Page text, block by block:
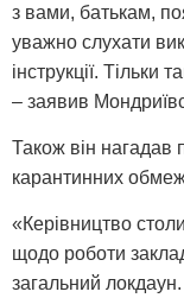
з вами, батькам,
уважно слухати
інструкції.
– заявив
Також він нагадав
карантинних
«Керівництво
щодо роботи
загальний